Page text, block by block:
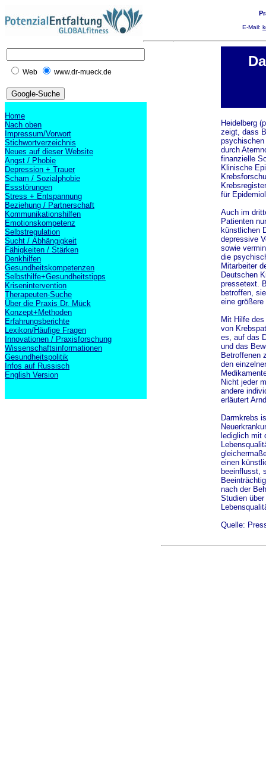
E-Mail:
Web www.dr-mueck.de
Home
Nach oben
Impressum/Vorwort
Stichwortverzeichnis
Neues auf dieser Website
Angst / Phobie
Depression + Trauer
Scham / Sozialphobie
Essstörungen
Stress + Entspannung
Beziehung / Partnerschaft
Kommunikationshilfen
Emotionskompetenz
Selbstregulation
Sucht / Abhängigkeit
Fähigkeiten / Stärken
Denkhilfen
Gesundheitskompetenzen
Selbsthilfe+Gesundheitstipps
Krisenintervention
Therapeuten-Suche
Über die Praxis Dr. Mück
Konzept+Methoden
Erfahrungsberichte
Lexikon/Häufige Fragen
Innovationen / Praxisforschung
Wissenschaftsinformationen
Gesundheitspolitik
Infos auf Russisch
English Version
Heidelberg
zeigt, dass
psychischen
durch
finanzielle
Klinische
für
Auch im
Patienten
künstlichen
depressive
sowie
die
Mitarbeiter
Deutschen
pressetext.
betroffen,
eine
Mit Hilfe
von
es, auf das
und das
Betroffenen
den
Nicht jeder
andere
erläutert
Darmkrebs
lediglich mit
einen
beeinflusst,
nach der
Studien
Quelle: